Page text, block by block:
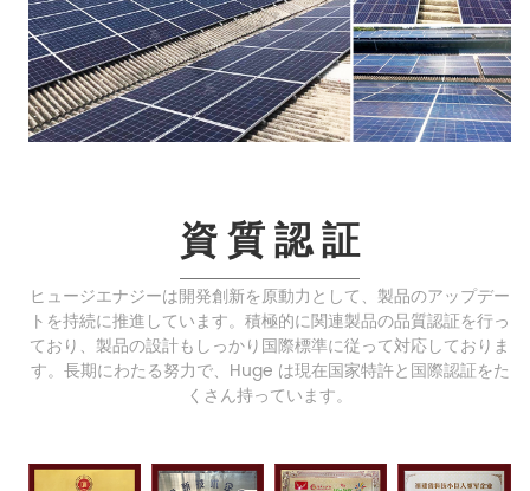
資 質 認 証
ヒュージエナジーは開発創新を原動力として、製品のアップデー
トを持続に推進しています。積極的に関連製品の品質認証を行っ
ており、製品の設計もしっかり国際標準に従って対応しておりま
す。長期にわたる努力で、Huge は現在国家特許と国際認証をた
くさん持っています。